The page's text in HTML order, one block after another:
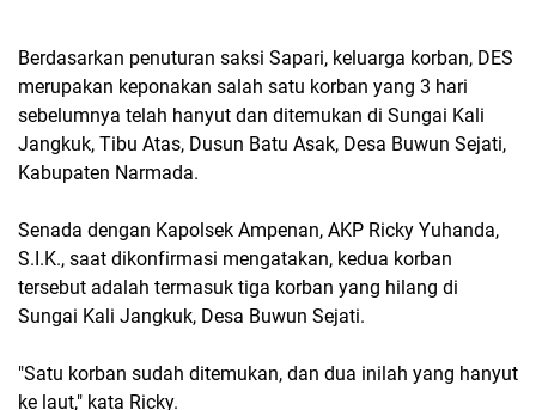
Berdasarkan penuturan saksi Sapari, keluarga korban, DES
merupakan keponakan salah satu korban yang 3 hari
sebelumnya telah hanyut dan ditemukan di Sungai Kali
Jangkuk, Tibu Atas, Dusun Batu Asak, Desa Buwun Sejati,
Kabupaten Narmada.
Senada dengan Kapolsek Ampenan, AKP Ricky Yuhanda,
S.I.K., saat dikonfirmasi mengatakan, kedua korban
tersebut adalah termasuk tiga korban yang hilang di
Sungai Kali Jangkuk, Desa Buwun Sejati.
"Satu korban sudah ditemukan, dan dua inilah yang hanyut
ke laut," kata Ricky.